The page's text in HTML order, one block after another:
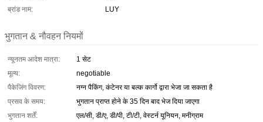
ब्रांड नाम:
LUY
भुगतान & नौवहन नियमों
न्यूनतम आदेश मात्रा:
1 सेट
मूल्य:
negotiable
पैकेजिंग विवरण:
नग्न पैकिंग, कंटेनर या बल्क कार्गो द्वारा भेजा जा सकता है
प्रसव के समय:
भुगतान प्राप्त होने के 35 दिन बाद भेज दिया जाएगा
भुगतान शर्तें:
एल/सी, डी/ए, डी/पी, टी/टी, वेस्टर्न यूनियन, मनीग्राम